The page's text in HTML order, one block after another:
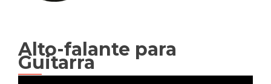
Alto-falante para
Guitarra